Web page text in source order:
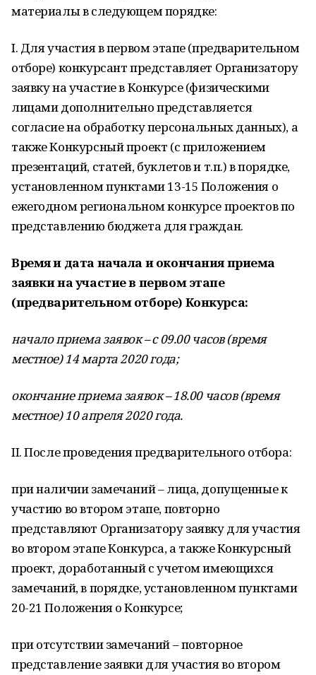
материалы в следующем порядке:
I. Для участия в первом этапе (предварительном
отборе) конкурсант представляет Организатору
заявку на участие в Конкурсе (физическими
лицами дополнительно представляется
согласие на обработку персональных данных), а
также Конкурсный проект (с приложением
презентаций, статей, буклетов и т.п.) в порядке,
установленном пунктами 13-15 Положения о
ежегодном региональном конкурсе проектов по
представлению бюджета для граждан.
Время и дата начала и окончания приема
заявки на участие в первом этапе
(предварительном отборе) Конкурса:
начало приема заявок – с 09.00 часов (время
местное) 14 марта 2020 года;
окончание приема заявок – 18.00 часов (время
местное) 10 апреля 2020 года.
II. После проведения предварительного отбора:
при наличии замечаний – лица, допущенные к
участию во втором этапе, повторно
представляют Организатору заявку для участия
во втором этапе Конкурса, а также Конкурсный
проект, доработанный с учетом имеющихся
замечаний, в порядке, установленном пунктами
20-21 Положения о Конкурсе;
при отсутствии замечаний – повторное
представление заявки для участия во втором